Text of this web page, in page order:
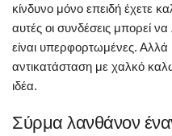
κίνδυνο μόνο επειδή έχετε
αυτές οι συνδέσεις μπορεί
είναι υπερφορτωμένες. Αλλά
αντικατάσταση με χαλκό
ιδέα.
Σύρμα λανθάνον